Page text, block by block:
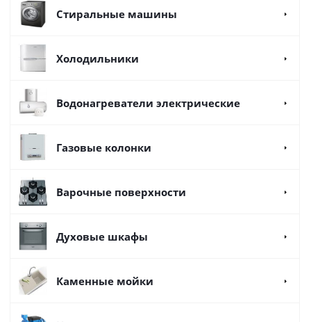
Стиральные машины
Холодильники
Водонагреватели электрические
Газовые колонки
Варочные поверхности
Духовые шкафы
Каменные мойки